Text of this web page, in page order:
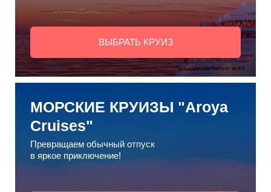
ВЫБРАТЬ КРУИЗ
МОРСКИЕ КРУИЗЫ "Aroya
Cruises"
Превращаем обычный отпуск
в яркое приключение!